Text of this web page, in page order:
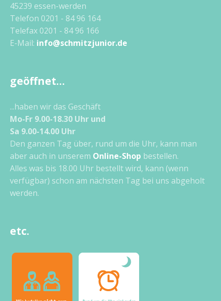
45239 essen-werden
Telefon 0201 - 84 96 164
Telefax 0201 - 84 96 166
E-Mail: info@schmitzjunior.de
geöffnet…
...haben wir das Geschäft
Mo-Fr 9.00-18.30 Uhr und
Sa 9.00-14.00 Uhr
Den ganzen Tag über, rund um die Uhr, kann man
aber auch in unserem Online-Shop bestellen.
Alles was bis 18.00 Uhr bestellt wird, kann (wenn
verfügbar) schon am nächsten Tag bei uns abgeholt
werden.
etc.